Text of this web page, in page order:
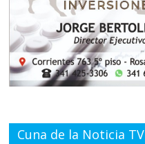
Cuna de la Noticia TV